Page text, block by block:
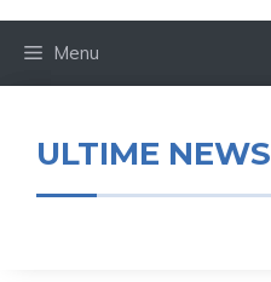
Menu
ULTIME NEWS